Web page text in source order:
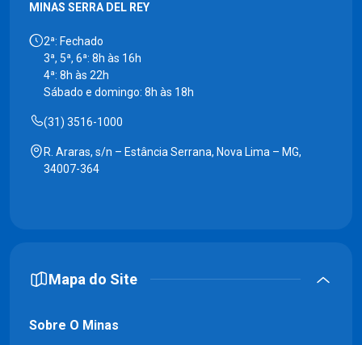
MINAS SERRA DEL REY
2ª: Fechado
3ª, 5ª, 6ª: 8h às 16h
4ª: 8h às 22h
Sábado e domingo: 8h às 18h
(31) 3516-1000
R. Araras, s/n – Estância Serrana, Nova Lima – MG,
34007-364
Mapa do Site
Sobre O Minas